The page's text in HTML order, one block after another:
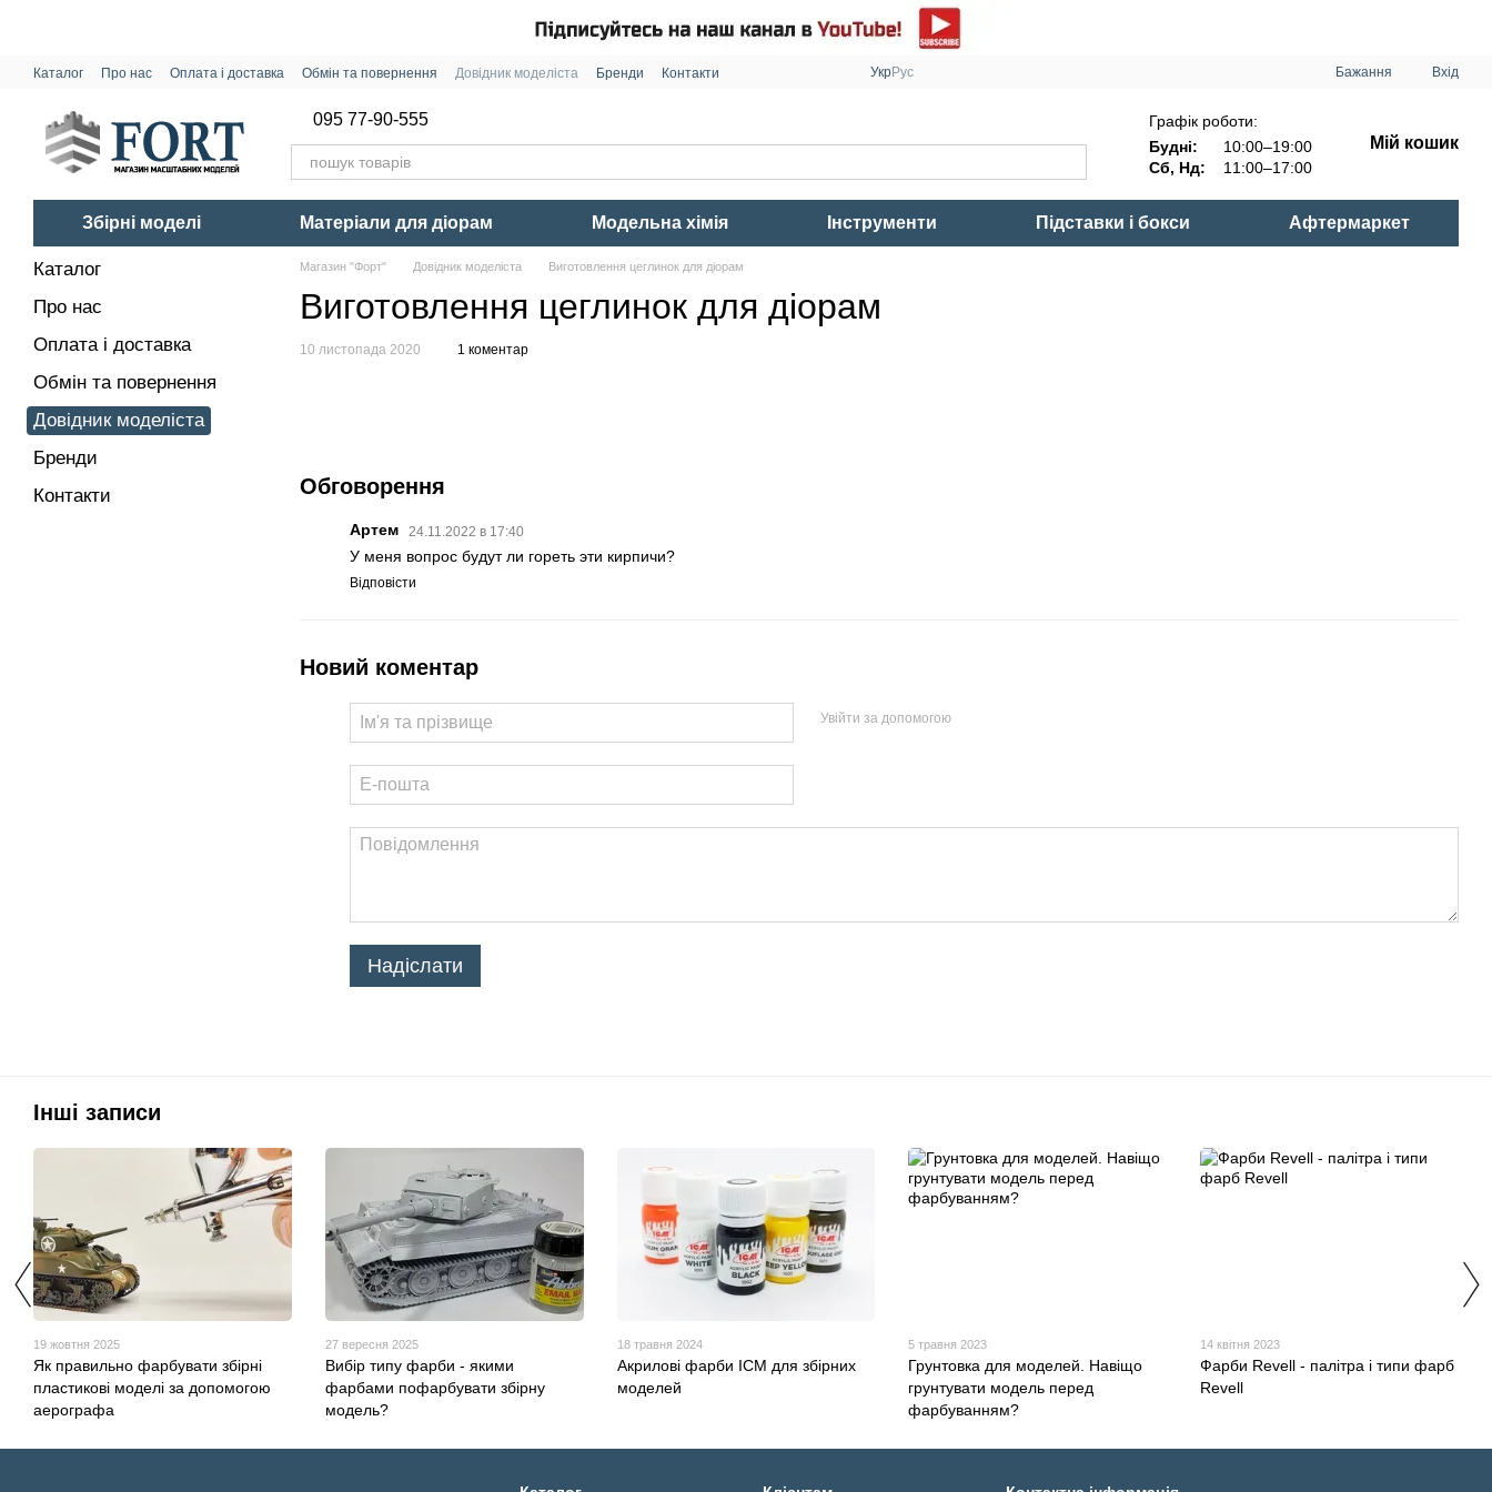
Каталог Про нас Оплата і доставка Обмін та повернення Довідник моделіста Бренди Контакти УкрРус Бажання Вхід
095 77-90-555
Графік роботи:
Будні:
10:00–19:00
Сб, Нд:
11:00–17:00
Мій кошик
Збірні моделі Матеріали для діорам Модельна хімія Інструменти Підставки і бокси Афтермаркет
Магазин "Форт" Довідник моделіста Виготовлення цеглинок для діорам
Виготовлення цеглинок для діорам
10 листопада 2020 1 коментар
Обговорення
Артем 24.11.2022 в 17:40
У меня вопрос будут ли гореть эти кирпичи?
Відповісти
Новий коментар
Увійти за допомогою
Надіслати
Каталог
Про нас
Оплата і доставка
Обмін та повернення
Довідник моделіста
Бренди
Контакти
Інші записи
19 жовтня 2025
Як правильно фарбувати збірні
пластикові моделі за допомогою
аерографа
27 вересня 2025
Вибір типу фарби - якими
фарбами пофарбувати збірну
модель?
18 травня 2024
Акрилові фарби ICM для збірних
моделей
5 травня 2023
Грунтовка для моделей. Навіщо
грунтувати модель перед
фарбуванням?
14 квітня 2023
Фарби Revell - палітра і типи фарб
Revell